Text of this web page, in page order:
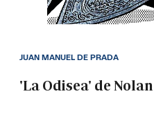
'La Odisea' de Nolan
JUAN MANUEL DE PRADA